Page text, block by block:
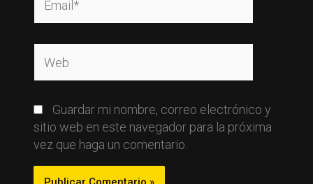
Guardar mi nombre, correo electrónico y
sitio web en este navegador para la próxima
vez que haga un comentario.